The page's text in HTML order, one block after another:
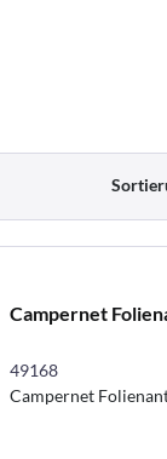
Campernet
49168
Campernet